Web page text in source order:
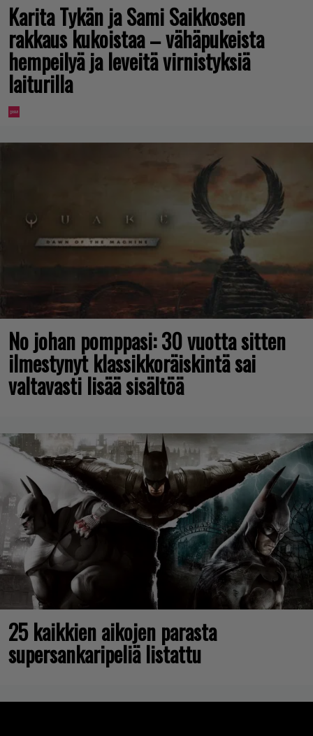
Karita Tykän ja Sami Saikkosen
rakkaus kukoistaa – vähäpukeista
hempeilyä ja leveitä virnistyksiä
laiturilla
No johan pomppasi: 30 vuotta sitten
ilmestynyt klassikkoräiskintä sai
valtavasti lisää sisältöä
25 kaikkien aikojen parasta
supersankaripeliä listattu